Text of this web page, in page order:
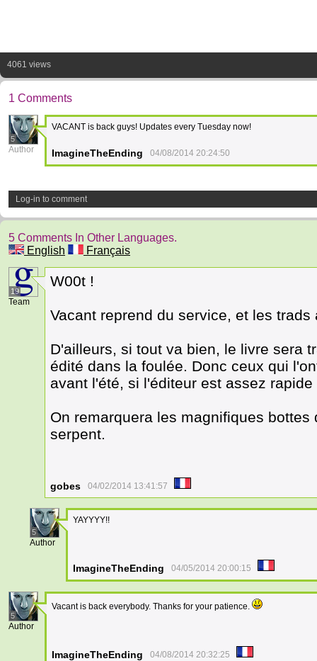
4061 views
1 Comments
5
Author
VACANT is back guys! Updates every Tuesday now!
ImagineTheEnding 04/08/2014 20:24:50
Log-in to comment
5 Comments In Other Languages.
English
Français
19
Team
W00t !
Vacant reprend du service, et les
D'ailleurs, si tout va bien, le livre sera
édité dans la foulée. Donc ceux qui
avant l'été, si l'éditeur est assez rapide
On remarquera les magnifiques
serpent.
gobes 04/02/2014 13:41:57
5
Author
YAYYYY!!
ImagineTheEnding 04/05/2014 20:00:15
5
Author
Vacant is back everybody. Thanks for your patience.
ImagineTheEnding 04/08/2014 20:32:25